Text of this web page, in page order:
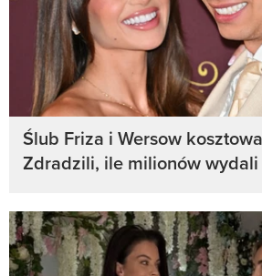
Ślub Friza i Wersow
Zdradzili, ile milionów wydali